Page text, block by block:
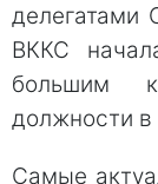
делегатами
ВККС
большим
должности
Самые